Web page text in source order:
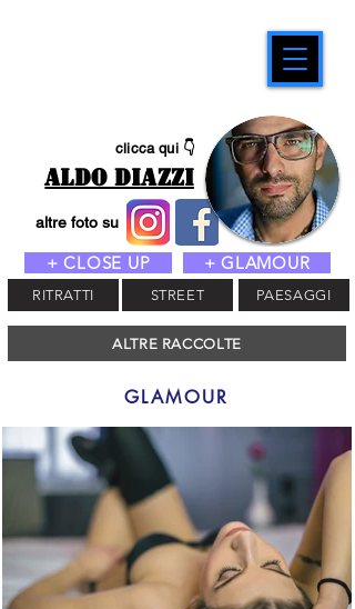
clicca qui 👇
ALDO DIAZZI
altre foto su
RITRATTI STREET PAESAGGI
ALTRE RACCOLTE
GLAMOUR
+ CLOSE UP + GLAMOUR